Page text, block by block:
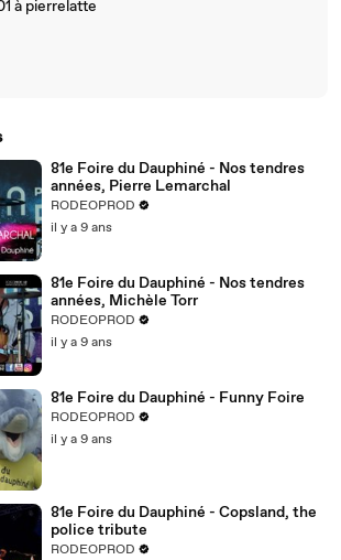
à pierrelatte
81e Foire du Dauphiné - Nos tendres
années, Pierre Lemarchal
RODEOPROD
il y a 9 ans
81e Foire du Dauphiné - Nos tendres
années, Michèle Torr
RODEOPROD
il y a 9 ans
81e Foire du Dauphiné - Funny Foire
RODEOPROD
il y a 9 ans
81e Foire du Dauphiné - Copsland, the
police tribute
RODEOPROD